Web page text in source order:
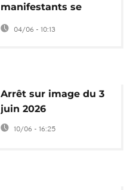
manifestants se
rassemblent devant
CNews pour dénoncer
04/06 - 10:13
Arrêt sur image du 3
juin 2026
10/06 - 16:25